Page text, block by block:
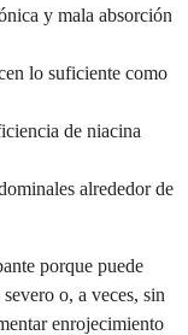
y mala absorción
lo suficiente como
de niacina
alrededor de
porque puede
o, a veces, sin
enrojecimiento